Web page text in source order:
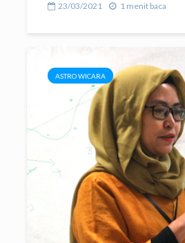
23/03/2021 1 menit baca
ASTRO WICARA